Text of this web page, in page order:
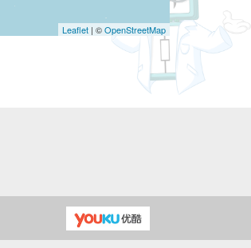
Leaflet | ©OpenStreetMap